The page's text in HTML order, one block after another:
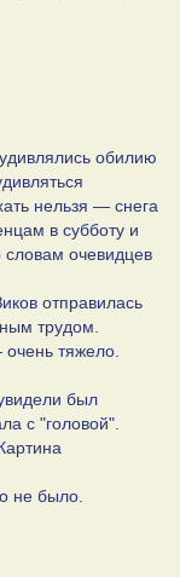
обилию
нельзя — снега
в субботу и
словам очевидцев
отправилась
трудом.
тяжело.
был
с "головой".
не было.